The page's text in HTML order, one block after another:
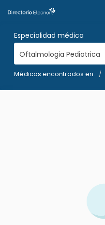
Especialidad médica
Oftalmologia Pediatrica
Médicos encontrados en: